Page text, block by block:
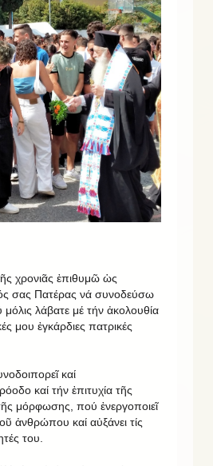
χρονιᾶς ἐπιθυμῶ ὡς
σας Πατέρας νά συνοδεύσω
λάβατε μέ τήν ἀκολουθία
μου ἐγκάρδιες πατρικές
καί
καί τήν ἐπιτυχία τῆς
μόρφωσης, πού ἐνεργοποιεῖ
ἀνθρώπου καί αὐξάνει τίς
του.